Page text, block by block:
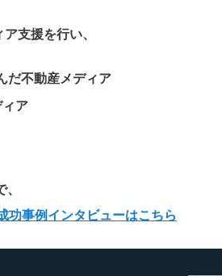
支援を行い、
だ不動産メディア
ア
功事例インタビューはこちら